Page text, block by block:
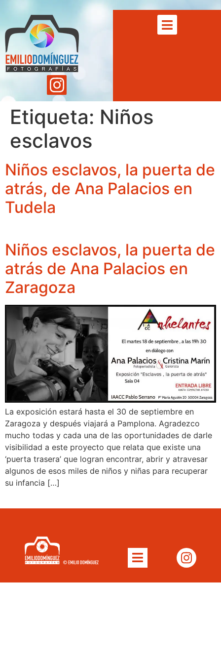
Etiqueta: Niños
esclavos
Niños esclavos, la puerta de
atrás, de Ana Palacios en
Tudela
Niños esclavos, la puerta de
atrás de Ana Palacios en
Zaragoza
La exposición estará hasta el 30 de septiembre en
Zaragoza y después viajará a Pamplona. Agradezco
mucho todas y cada una de las oportunidades de darle
visibilidad a este proyecto que relata que existe una
‘puerta trasera’ que logran encontrar, abrir y atravesar
algunos de esos miles de niños y niñas para recuperar
su infancia […]